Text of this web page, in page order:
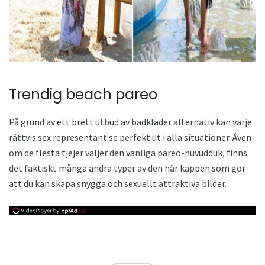
Trendig beach pareo
På grund av ett brett utbud av badkläder alternativ kan varje
rättvis sex representant se perfekt ut i alla situationer. Även
om de flesta tjejer väljer den vanliga pareo-huvudduk, finns
det faktiskt många andra typer av den här kappen som gör
att du kan skapa snygga och sexuellt attraktiva bilder.